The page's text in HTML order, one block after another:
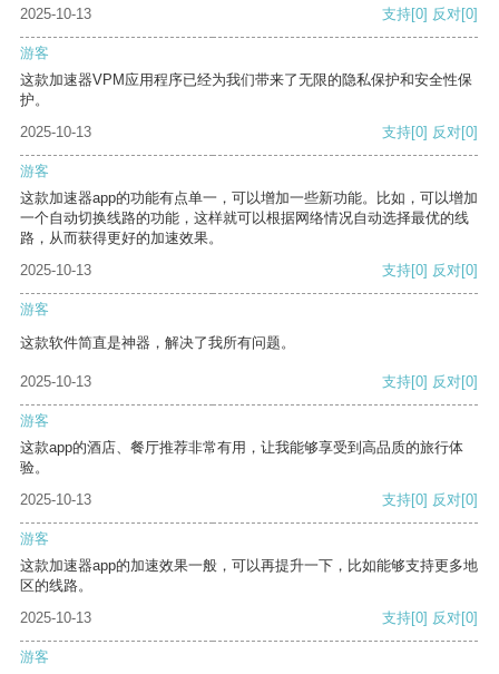
2025-10-13 支持[0] 反对[0]
游客
这款加速器VPM应用程序已经为我们带来了无限的隐私保护和安全性保
护。
2025-10-13
支持[0] 反对[0]
游客
这款加速器app的功能有点单一，可以增加一些新功能。比如，可以增加
一个自动切换线路的功能，这样就可以根据网络情况自动选择最优的线
路，从而获得更好的加速效果。
2025-10-13
支持[0] 反对[0]
游客
这款软件简直是神器，解决了我所有问题。
2025-10-13 支持[0] 反对[0]
游客
这款app的酒店、餐厅推荐非常有用，让我能够享受到高品质的旅行体
验。
2025-10-13
支持[0] 反对[0]
游客
这款加速器app的加速效果一般，可以再提升一下，比如能够支持更多地
区的线路。
2025-10-13
支持[0] 反对[0]
游客